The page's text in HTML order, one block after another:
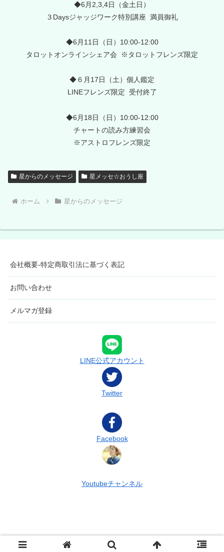
◆6月2,3,4日（金土日）
３Daysジャッジワーク特別講座 満員御礼
◆6月11日（日）10:00-12:00
タロットオンラインシェア会 ※タロットフレンズ限定
◆６月17日（土）個人鑑定
LINEフレンズ限定 受付終了
◆6月18日（日）10:00-12:00
チャートの読み方練習会
※アストロフレンズ限定
星からのメッセージ 星メッセ☆おうし座
ホーム 星からのメッセージ
会社概要-特定商取引法に基づく表記
お問い合わせ
メルマガ登録
LINE公式アカウント
Twitter
Facebook
Youtubeチャンネル
© 2022 ターラの占星術 & タロット.